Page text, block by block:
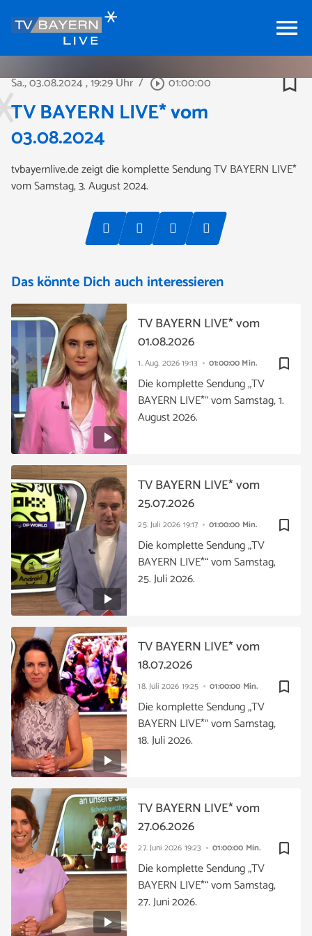
menu
Sa., 03.08.2024, 19:29 Uhr / play_circle_outline01:00:00 bookmark_border
TV BAYERN LIVE* vom
03.08.2024
tvbayernlive.de zeigt die komplette Sendung TV BAYERN LIVE*
vom Samstag, 3. August 2024.
Das könnte Dich auch interessieren
bookmark_border
1. Aug. 202619:13 01:00:00 Min.
TV BAYERN LIVE* vom
01.08.2026
Die komplette Sendung „TV
BAYERN LIVE*“ vom Samstag, 1.
August 2026.
bookmark_border
25. Juli 2026 19:17 01:00:00 Min.
TV BAYERN LIVE* vom
25.07.2026
Die komplette Sendung „TV
BAYERN LIVE*“ vom Samstag,
25. Juli 2026.
bookmark_border
18. Juli 2026 19:25 01:00:00 Min.
TV BAYERN LIVE* vom
18.07.2026
Die komplette Sendung „TV
BAYERN LIVE*“ vom Samstag,
18. Juli 2026.
bookmark_border
27. Juni 2026 19:23 01:00:00 Min.
TV BAYERN LIVE* vom
27.06.2026
Die komplette Sendung „TV
BAYERN LIVE*“ vom Samstag,
27. Juni 2026.